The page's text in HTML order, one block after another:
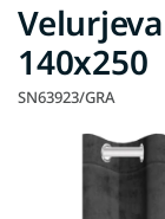
140x250
SN63923/GRA